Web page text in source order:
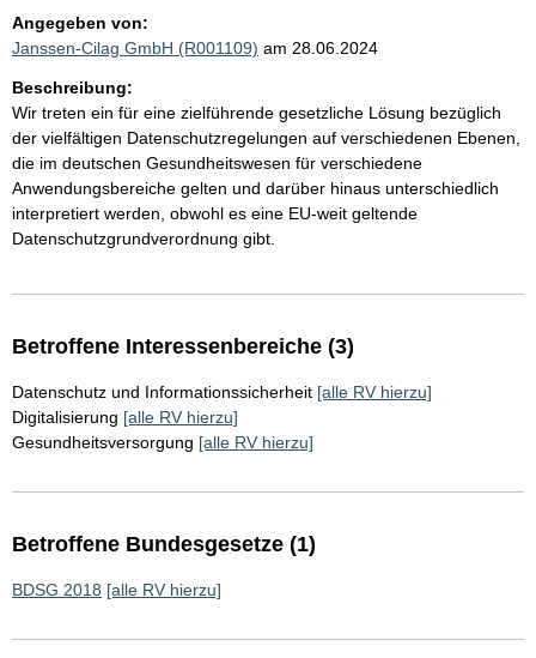
Angegeben von:
Janssen-Cilag GmbH (R001109) am 28.06.2024
Beschreibung:
Wir treten ein für eine zielführende gesetzliche Lösung bezüglich
der vielfältigen Datenschutzregelungen auf verschiedenen Ebenen,
die im deutschen Gesundheitswesen für verschiedene
Anwendungsbereiche gelten und darüber hinaus unterschiedlich
interpretiert werden, obwohl es eine EU-weit geltende
Datenschutzgrundverordnung gibt.
Betroffene Interessenbereiche (3)
Datenschutz und Informationssicherheit [alle RV hierzu]
Digitalisierung [alle RV hierzu]
Gesundheitsversorgung [alle RV hierzu]
Betroffene Bundesgesetze (1)
BDSG 2018 [alle RV hierzu]